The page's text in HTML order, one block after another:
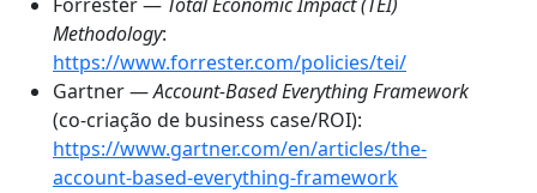
Methodology:
https://www.forrester.com/policies/tei/
Gartner —Account-Based Everything Framework
(co-criação de business case/ROI):
https://www.gartner.com/en/articles/the-
account-based-everything-framework